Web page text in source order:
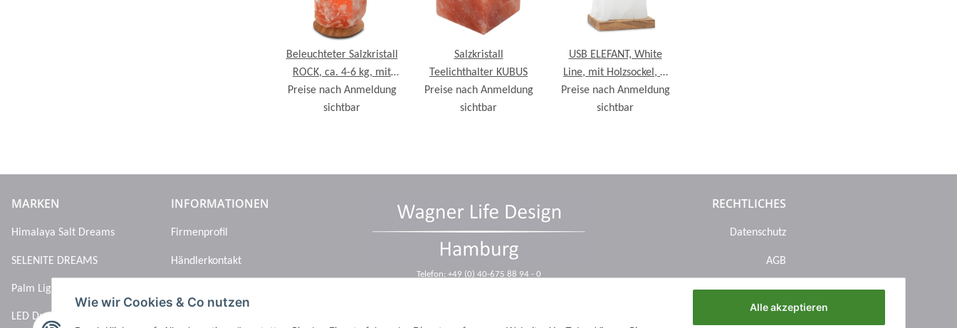
Beleuchteter Salzkristall
ROCK, ca. 4-6 kg, mit
Holzsockel
Preise nach Anmeldung
sichtbar
Salzkristall
Teelichthalter KUBUS
Preise nach Anmeldung
sichtbar
USB ELEFANT, White
Line, mit Holzsockel, H
ca. 11 cm
Preise nach Anmeldung
sichtbar
MARKEN
Himalaya Salt Dreams
SELENITE DREAMS
Palm Light
LED Dreams
INFORMATIONEN
Firmenprofil
Händlerkontakt
Telefon: +49 (0) 40-675 88 94 - 0
RECHTLICHES
Datenschutz
AGB
Sitemap
Wie wir Cookies & Co nutzen Alle akzeptieren